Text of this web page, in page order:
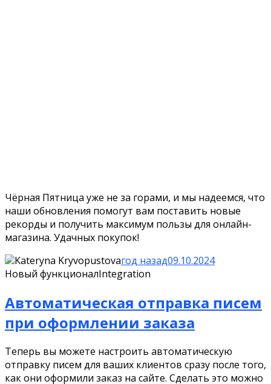
Чёрная Пятница уже не за горами, и мы надеемся, что
наши обновления помогут вам поставить новые
рекорды и получить максимум пользы для онлайн-
магазина. Удачных покупок!
Kateryna Kryvopustovaгод назад09.10.2024
Новый функционалIntegration
Автоматическая отправка писем
при оформлении заказа
Теперь вы можете настроить автоматическую
отправку писем для ваших клиентов сразу после того,
как они оформили заказ на сайте. Сделать это можно